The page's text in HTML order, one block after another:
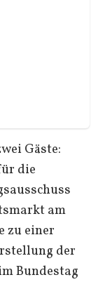
Gäste:
die
am
zu einer
der
Bundestag